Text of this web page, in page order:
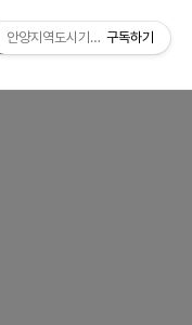
안양지역도시기록연구소
구독하기